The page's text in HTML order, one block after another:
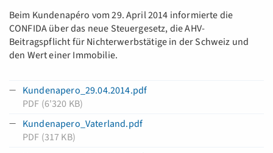
Beim Kundenapéro vom 29. April 2014 informierte die
CONFIDA über das neue Steuergesetz, die AHV-
Beitragspflicht für Nichterwerbstätige in der Schweiz und
den Wert einer Immobilie.
Kundenapero_29.04.2014.pdf
PDF (6'320 KB)
Kundenapero_Vaterland.pdf
PDF (317 KB)